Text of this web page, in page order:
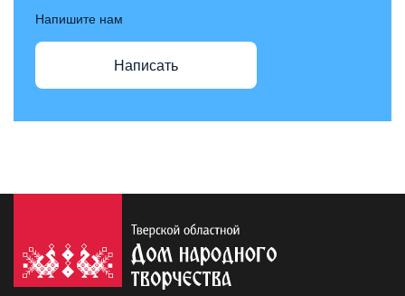
Напишите нам
Написать